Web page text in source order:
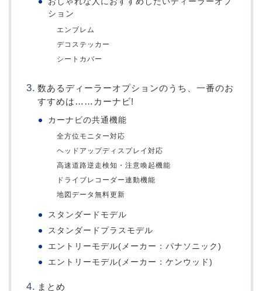
ション
エンブレム
デコステッカー
シートカバー
数あるディーラーオプションのうち、一番のお
すすめは……カーナビ!
カーナビの共通機能
全方位モニター対応
ヘッドアップディスプレイ対応
高速道路逆走検知・注意喚起機能
ドライブレコーダー連動機能
地図データ無料更新
スタンダードモデル
スタンダードプラスモデル
エントリーモデル(メーカー：パナソニック)
エントリーモデル(メーカー：ケンウッド)
まとめ